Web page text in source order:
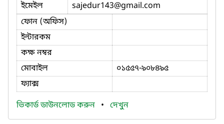
ইমেইল
sajedur143@gmail.com
ফোন (অফিস)
ইন্টারকম
কক্ষ নম্বর
মোবাইল
০১৫৫৭-৯০৮৪৯৫
ফ্যাক্স
ভিকার্ড ডাউনলোড করুন • দেখুন